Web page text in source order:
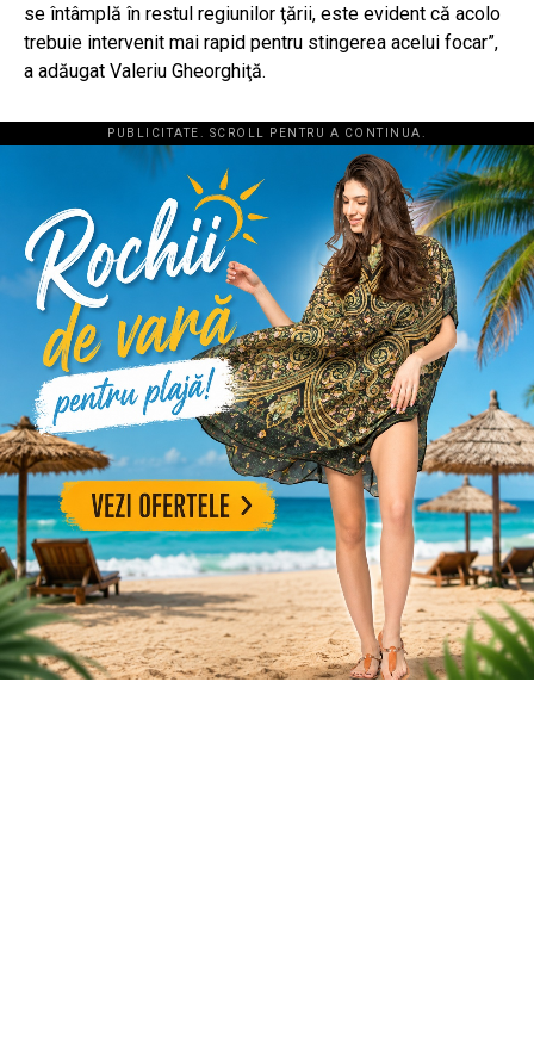
se întâmplă în restul regiunilor ţării, este evident că acolo
trebuie intervenit mai rapid pentru stingerea acelui focar”,
a adăugat Valeriu Gheorghiţă.
PUBLICITATE. SCROLL PENTRU A CONTINUA.